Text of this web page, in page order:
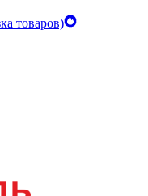
товаров)